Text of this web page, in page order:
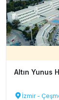
Altın Yunus
İzmir -